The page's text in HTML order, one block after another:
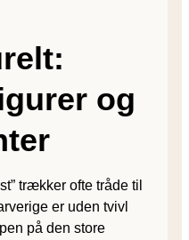
og
trækker ofte tråde til
er uden tvivl
på den store